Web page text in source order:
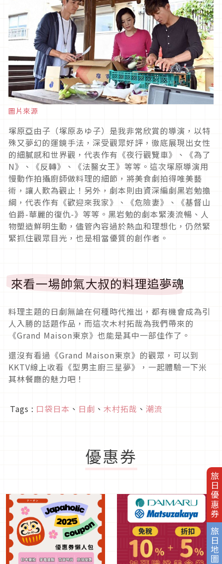
旅日優惠券
旅日地圖
圖片來源
塚原亞由子（塚原あゆ子）是我非常欣賞的導演，以特
殊又夢幻的運鏡手法，深受觀眾好評，徹底展現出女性
的細膩感和世界觀，代表作有《夜行觀覽車》、《為了
N》、《反轉》、《法醫女王》等等。這次塚原導演用
慢動作拍攝廚師做料理的細節，將美食劇拍得唯美藝
術，讓人歎為觀止！另外，劇本則由資深編劇黑岩勉擔
綱，代表作有《歡迎來我家》、《危險妻》、《基督山
伯爵-華麗的復仇-》等等。黑岩勉的劇本緊湊流暢、人
物塑造鮮明生動，儘管內容過於熱血和理想化，仍然緊
緊抓住觀眾目光，也是相當優質的創作者。
來看一場帥氣大叔的料理追夢魂
料理主題的日劇無論在何種時代推出，都有機會成為引
人入勝的話題作品，而這次木村拓哉為我們帶來的
《Grand Maison東京》也能是其中一部佳作了。
還沒有看過《Grand Maison東京》的觀眾，可以到
KKTV線上收看《型男主廚三星夢》，一起體驗一下米
其林餐廳的魅力吧！
Tags : 口袋日本 、 日劇 、 木村拓哉 、 潮流
優惠券